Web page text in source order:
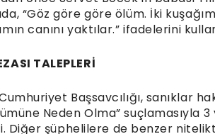
“Göz göre göre ölüm. İki
canını yaktılar.” ifadelerini
TALEPLERİ
Başsavcılığı, sanıklar
Neden Olma” suçlamasıyla 3
Diğer şüphelilere de benzer